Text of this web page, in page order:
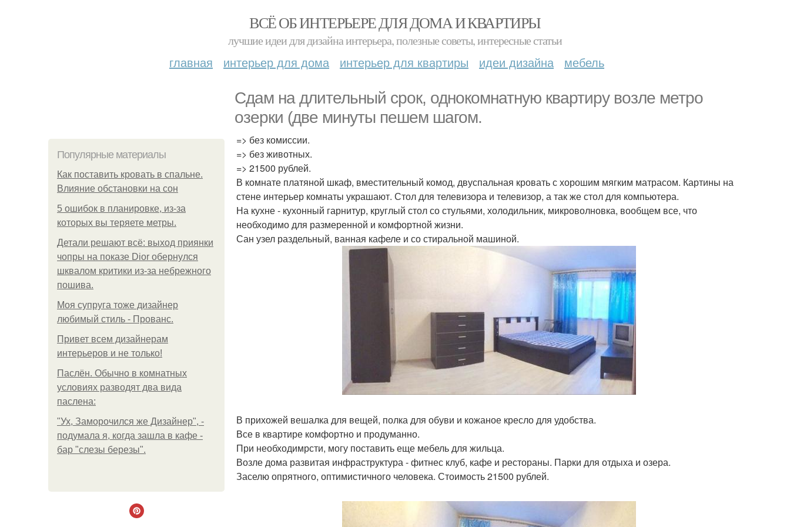
ВСЁ ОБ ИНТЕРЬЕРЕ ДЛЯ ДОМА И КВАРТИРЫ
лучшие идеи для дизайна интерьера, полезные советы, интересные статьи
главная интерьер для дома интерьер для квартиры идеи дизайна мебель
Сдам на длительный срок, однокомнатную квартиру возле метро
озерки (две минуты пешем шагом.
Популярные материалы
Как поставить кровать в спальне.
Влияние обстановки на сон
5 ошибок в планировке, из-за
которых вы теряете метры.
Детали решают всё: выход приянки
чопры на показе Dior обернулся
шквалом критики из-за небрежного
пошива.
Моя супруга тоже дизайнер
любимый стиль - Прованс.
Привет всем дизайнерам
интерьеров и не только!
Паслён. Обычно в комнатных
условиях разводят два вида
паслена:
"Ух, Заморочился же Дизайнер", -
подумала я, когда зашла в кафе -
бар "слезы березы".
=> без комиссии.
=> без животных.
=> 21500 рублей.
В комнате платяной шкаф, вместительный комод, двуспальная кровать с хорошим мягким матрасом. Картины на
стене интерьер комнаты украшают. Стол для телевизора и телевизор, а так же стол для компьютера.
На кухне - кухонный гарнитур, круглый стол со стульями, холодильник, микроволновка, вообщем все, что
необходимо для размеренной и комфортной жизни.
Сан узел раздельный, ванная кафеле и со стиральной машиной.
В прихожей вешалка для вещей, полка для обуви и кожаное кресло для удобства.
Все в квартире комфортно и продуманно.
При необходимрсти, могу поставить еще мебель для жильца.
Возле дома развитая инфраструктура - фитнес клуб, кафе и рестораны. Парки для отдыха и озера.
Заселю опрятного, оптимистичного человека. Стоимость 21500 рублей.